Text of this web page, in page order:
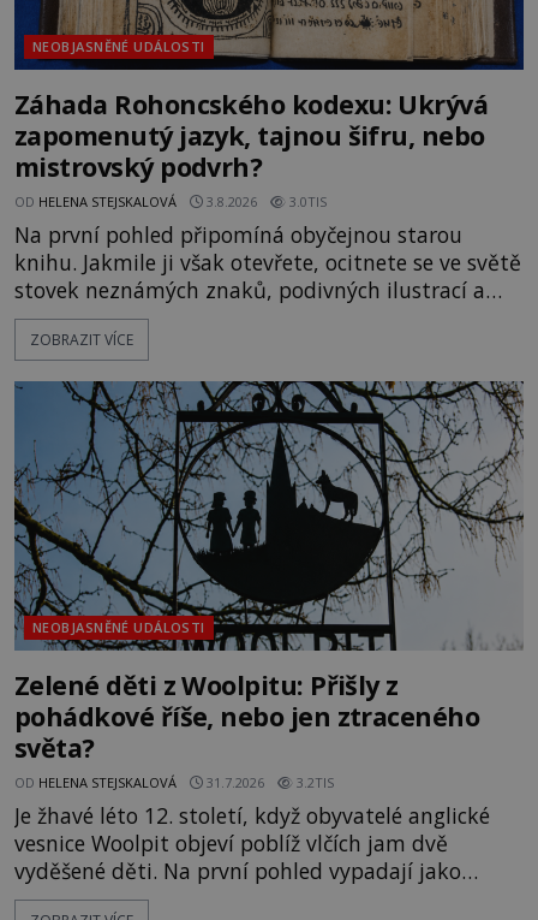
NEOBJASNĚNÉ UDÁLOSTI
Záhada Rohoncského kodexu: Ukrývá
zapomenutý jazyk, tajnou šifru, nebo
mistrovský podvrh?
OD HELENA STEJSKALOVÁ 3.8.2026 3.0TIS
Na první pohled připomíná obyčejnou starou
knihu. Jakmile ji však otevřete, ocitnete se ve světě
stovek neznámých znaků, podivných ilustrací a
textu, který už téměř dvě století vzdoruje všem
pokusům o rozluštění. Rohoncský kodex patří mezi
jistotou neví, kdo jej napsal, kdy vznikl ani co
vlastně vypráví. Rohoncský kodex se poprvé
objevuje v roce
ZOBRAZIT VÍCE
NEOBJASNĚNÉ UDÁLOSTI
Zelené děti z Woolpitu: Přišly z
pohádkové říše, nebo jen ztraceného
světa?
OD HELENA STEJSKALOVÁ 31.7.2026 3.2TIS
Je žhavé léto 12. století, když obyvatelé anglické
vesnice Woolpit objeví poblíž vlčích jam dvě
vyděšené děti. Na první pohled vypadají jako
každé jiné, až na jednu děsivou výjimku. Jejich